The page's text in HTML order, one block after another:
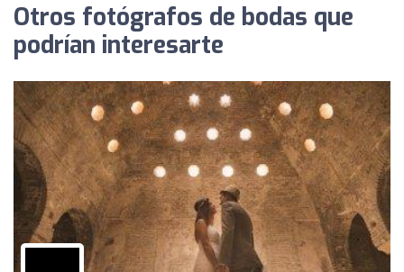
Otros fotógrafos de bodas que
podrían interesarte